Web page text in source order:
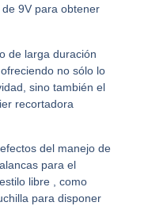
9V para obtener
de larga duración
no sólo lo
sino también el
recortadora
del manejo de
para el
libre , como
para disponer